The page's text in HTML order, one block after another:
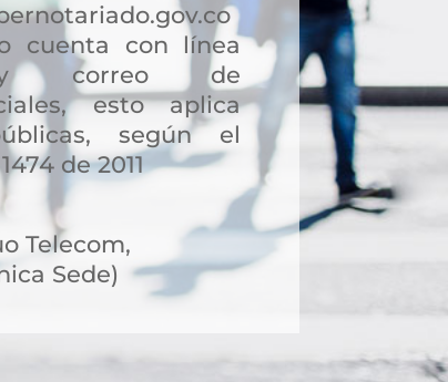
cuenta con línea
y correo de
esto aplica
según el
de 2011
Telecom,
Sede)